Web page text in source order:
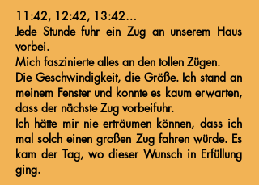
11:42, 12:42, 13:42…
Jede Stunde fuhr ein Zug an unserem Haus
vorbei.
Mich faszinierte alles an den tollen Zügen.
Die Geschwindigkeit, die Größe. Ich stand an
meinem Fenster und konnte es kaum erwarten,
dass der nächste Zug vorbeifuhr.
Ich hätte mir nie erträumen können, dass ich
mal solch einen großen Zug fahren würde. Es
kam der Tag, wo dieser Wunsch in Erfüllung
ging.